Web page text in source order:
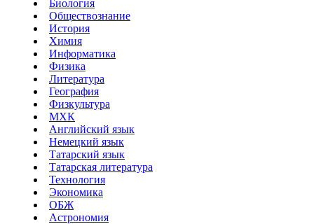
Биология
Обществознание
История
Химия
Информатика
Физика
Литература
География
Физкультура
МХК
Английский язык
Немецкий язык
Татарский язык
Татарская литература
Технология
Экономика
ОБЖ
Астрономия